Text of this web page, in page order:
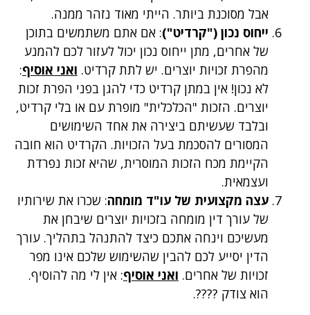
אבל מסוכנת ביותר. הייתי מאוד נזהר ממנה.
ייחוס נכון ("קרדיט"): אם אתם משתמשים בתוכן
של אחרים, מתן ייחוס נכון יכול לעזור לכם להמנע
מהפרת זכויות יוצרים. יש לתת קרדיט. ואני אוסיף:
לא נכון! אין במתן קרדיט כדי להגן בפני הפרת זכות
יוצרים. הזכות "הכלכלית" מופרת עם או בלי קרדיט,
ובלבד שעשיתם ביצירה את אחד השימושים
המסורים להסכמת בעל הזכויות. הקרדיט הוא חובה
הקיימת מכח הזכות המוסרית, שהיא זכות נפרדת
ועצמאית.
עצה מקצועית של עו"ד מומחה: שכרו את שירותיו
של עורך דין מומחה בזכויות יוצרים שיבחן את
מעשיכם וינחה אתכם כיצד להתנהל בתהליך. עורך
הדין יסייע לכם להבין שהשימוש שלכם אינו מפר
זכויות של אחרים. ואני אוסיף: אין לי מה להוסיף.
הוא צודק ????.